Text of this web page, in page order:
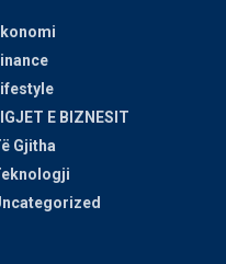
E BIZNESIT
Gjitha